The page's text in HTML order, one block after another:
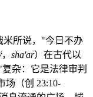
米所说，"今日不办
成这事必不休息"（3:18）。"城门"（שַׁעַר， sha'ar）在古代以
杂：它是法律审判
场（创 23:10-